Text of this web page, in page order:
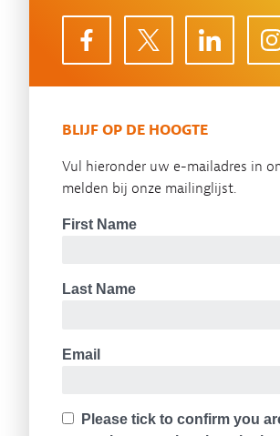
BLIJF OP DE HOOGTE
Vul hieronder uw e-mailadres in
melden bij onze mailinglijst.